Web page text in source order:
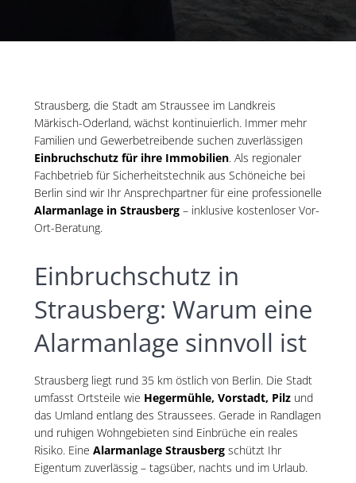
Strausberg, die Stadt am Straussee im Landkreis
Märkisch-Oderland, wächst kontinuierlich. Immer mehr
Familien und Gewerbetreibende suchen zuverlässigen
Einbruchschutz für ihre Immobilien. Als regionaler
Fachbetrieb für Sicherheitstechnik aus Schöneiche bei
Berlin sind wir Ihr Ansprechpartner für eine professionelle
Alarmanlage in Strausberg – inklusive kostenloser Vor-
Ort-Beratung.
Einbruchschutz in
Strausberg: Warum eine
Alarmanlage sinnvoll ist
Strausberg liegt rund 35 km östlich von Berlin. Die Stadt
umfasst Ortsteile wie Hegermühle, Vorstadt, Pilz und
das Umland entlang des Straussees. Gerade in Randlagen
und ruhigen Wohngebieten sind Einbrüche ein reales
Risiko. Eine Alarmanlage Strausberg schützt Ihr
Eigentum zuverlässig – tagsüber, nachts und im Urlaub.